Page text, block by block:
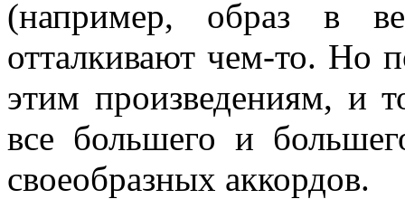
(например, образ в
отталкивают чем-то. Но
этим произведениям, и
все большего и
своеобразных аккордов.